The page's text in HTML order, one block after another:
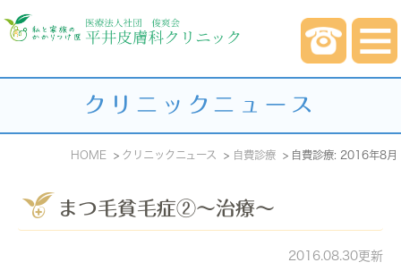
クリニックニュース
HOME クリニックニュース 自費診療 自費診療: 2016年8月
まつ毛貧毛症②～治療～
2016.08.30更新